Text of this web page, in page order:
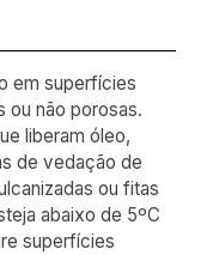
em superfícies
ou não porosas.
liberam óleo,
de vedação de
ou fitas
abaixo de 5ºC
superfícies